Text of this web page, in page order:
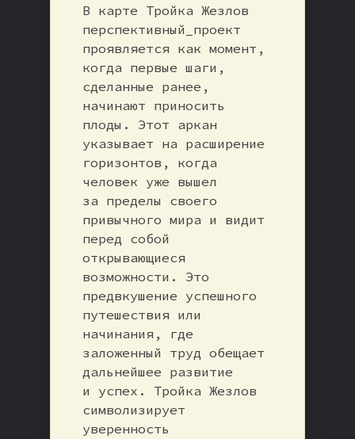
В карте Тройка Жезлов
перспективный_проект
проявляется как момент,
когда первые шаги,
сделанные ранее,
начинают приносить
плоды. Этот аркан
указывает на расширение
горизонтов, когда
человек уже вышел
за пределы своего
привычного мира и видит
перед собой
открывающиеся
возможности. Это
предвкушение успешного
путешествия или
начинания, где
заложенный труд обещает
дальнейшее развитие
и успех. Тройка Жезлов
символизирует
уверенность